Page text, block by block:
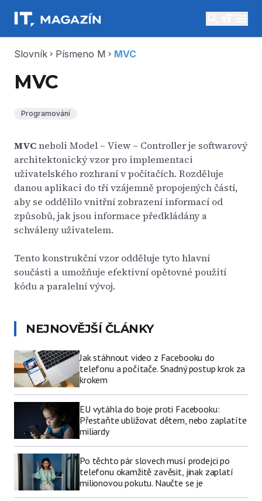
Slovník chevron_right Písmeno M chevron_right MVC
MVC
Programování
MVCneboli Model – View – Controller je softwarový
architektonický vzor pro implementaci
uživatelského rozhraní v počítačích. Rozděluje
danou aplikaci do tří vzájemně propojených částí,
aby se oddělilo vnitřní zobrazení informací od
způsobů, jak jsou informace předkládány a
schváleny uživatelem.
Tento konstrukční vzor odděluje tyto hlavní
součásti a umožňuje efektivní opětovné použití
kódu a paralelní vývoj.
NEJNOVĚJŠÍ ČLÁNKY
Jak stáhnout video z Facebooku do
telefonu a počítače. Snadný postup krok za
krokem
EU vytáhla do boje proti Facebooku:
Přestaňte ubližovat dětem, nebo zaplatíte
miliardy
Po těchto pár slovech musí prodejci po
telefonu okamžitě zavěsit, jinak zaplatí
milionovou pokutu. Naučte se je